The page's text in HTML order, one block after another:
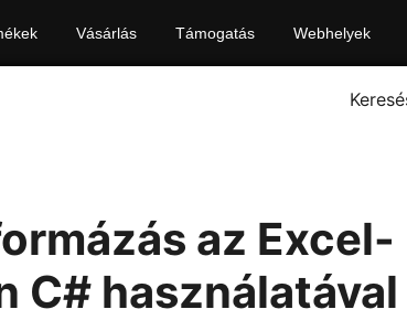
Vásárlás Támogatás Webhelyek
az Excel-
C# használatával